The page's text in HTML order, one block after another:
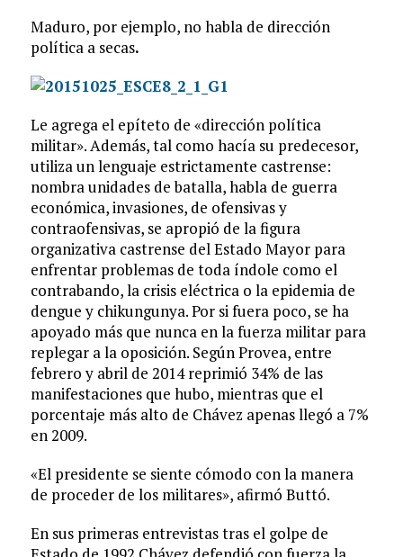
Maduro, por ejemplo, no habla de dirección
política a secas.
Le agrega el epíteto de «dirección política
militar». Además, tal como hacía su predecesor,
utiliza un lenguaje estrictamente castrense:
nombra unidades de batalla, habla de guerra
económica, invasiones, de ofensivas y
contraofensivas, se apropió de la figura
organizativa castrense del Estado Mayor para
enfrentar problemas de toda índole como el
contrabando, la crisis eléctrica o la epidemia de
dengue y chikungunya. Por si fuera poco, se ha
apoyado más que nunca en la fuerza militar para
replegar a la oposición. Según Provea, entre
febrero y abril de 2014 reprimió 34% de las
manifestaciones que hubo, mientras que el
porcentaje más alto de Chávez apenas llegó a 7%
en 2009.
«El presidente se siente cómodo con la manera
de proceder de los militares», afirmó Buttó.
En sus primeras entrevistas tras el golpe de